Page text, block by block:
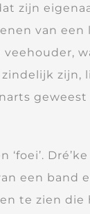
zijn
van een
zijn,
‘foei’.
een band
te zien